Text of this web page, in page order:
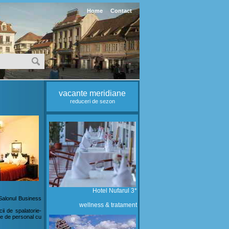
Home Contact
Business
de spalatorie-
de personal cu
vacante meridiane
reduceri de sezon
Hotel Nufarul 3*
wellness & tratament